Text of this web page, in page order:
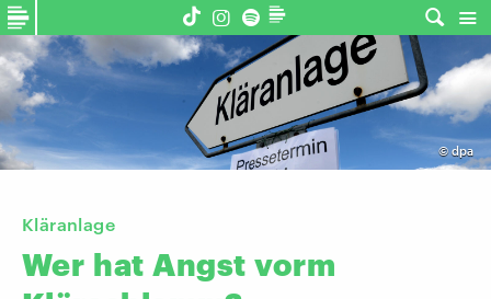
© dpa
Kläranlage
Wer hat Angst vorm